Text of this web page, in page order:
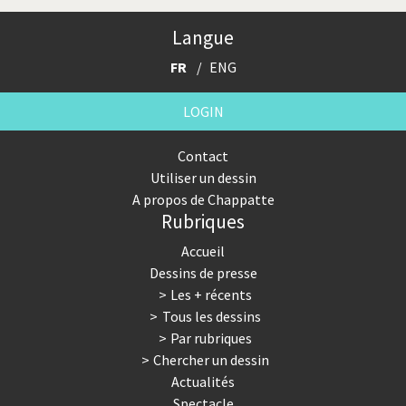
Cybermonde Du printemps arabe à l'hiver
Hopp Deutschland Israël - Palestine
La Corée du Nord: guerre ou
paix?
La France en marche
La Suisse UDC
Les années Bush
Langue
FR ENG
LOGIN
Contact
Utiliser un dessin
A propos de Chappatte
Rubriques
Accueil
Dessins de presse
Les + récents
Tous les dessins
Par rubriques
Chercher un dessin
Actualités